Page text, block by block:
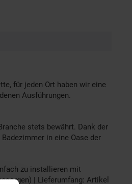
für jeden Ort haben wir eine
Ausführungen.
stets bewährt. Dank der
in eine Oase der
zu installieren mit
| Lieferumfang: Artikel